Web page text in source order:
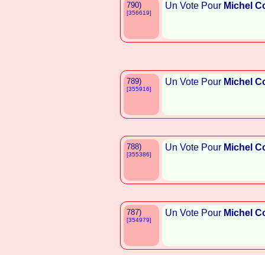
790)
[356619]
Un Vote Pour Michel
789)
[355916]
Un Vote Pour Michel
788)
[355386]
Un Vote Pour Michel
787)
[354979]
Un Vote Pour Michel